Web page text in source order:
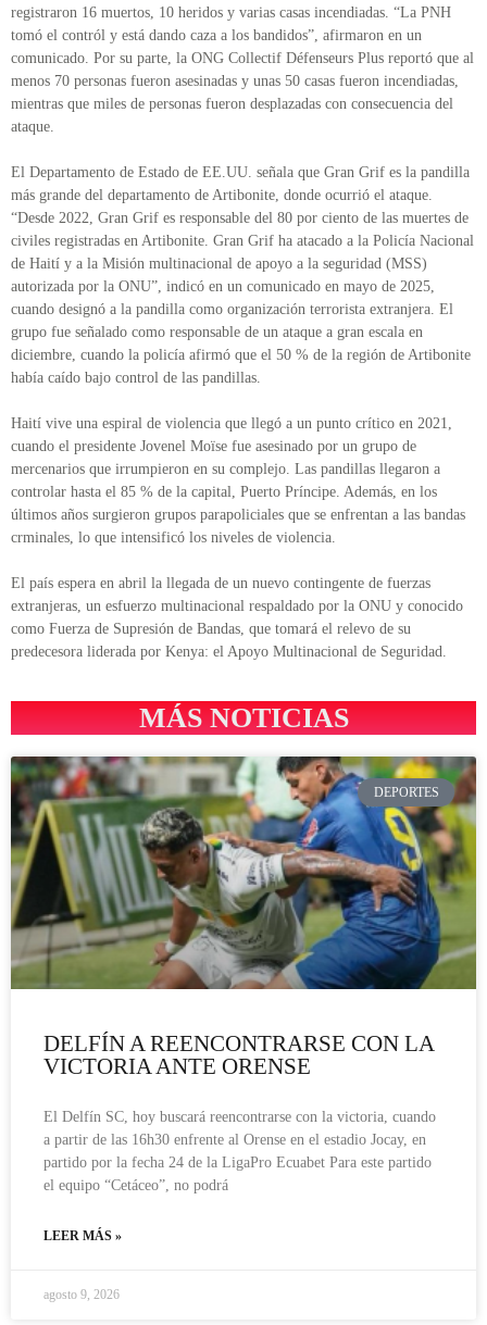
registraron 16 muertos, 10 heridos y varias casas incendiadas. “La PNH
tomó el contról y está dando caza a los bandidos”, afirmaron en un
comunicado. Por su parte, la ONG Collectif Défenseurs Plus reportó que al
menos 70 personas fueron asesinadas y unas 50 casas fueron incendiadas,
mientras que miles de personas fueron desplazadas con consecuencia del
ataque.
El Departamento de Estado de EE.UU. señala que Gran Grif es la pandilla
más grande del departamento de Artibonite, donde ocurrió el ataque.
“Desde 2022, Gran Grif es responsable del 80 por ciento de las muertes de
civiles registradas en Artibonite. Gran Grif ha atacado a la Policía Nacional
de Haití y a la Misión multinacional de apoyo a la seguridad (MSS)
autorizada por la ONU”, indicó en un comunicado en mayo de 2025,
cuando designó a la pandilla como organización terrorista extranjera. El
grupo fue señalado como responsable de un ataque a gran escala en
diciembre, cuando la policía afirmó que el 50 % de la región de Artibonite
había caído bajo control de las pandillas.
Haití vive una espiral de violencia que llegó a un punto crítico en 2021,
cuando el presidente Jovenel Moïse fue asesinado por un grupo de
mercenarios que irrumpieron en su complejo. Las pandillas llegaron a
controlar hasta el 85 % de la capital, Puerto Príncipe. Además, en los
últimos años surgieron grupos parapoliciales que se enfrentan a las bandas
crminales, lo que intensificó los niveles de violencia.
El país espera en abril la llegada de un nuevo contingente de fuerzas
extranjeras, un esfuerzo multinacional respaldado por la ONU y conocido
como Fuerza de Supresión de Bandas, que tomará el relevo de su
predecesora liderada por Kenya: el Apoyo Multinacional de Seguridad.
MÁS NOTICIAS
DEPORTES
DELFÍN A REENCONTRARSE CON LA
VICTORIA ANTE ORENSE
El Delfín SC, hoy buscará reencontrarse con la victoria, cuando
a partir de las 16h30 enfrente al Orense en el estadio Jocay, en
partido por la fecha 24 de la LigaPro Ecuabet Para este partido
el equipo “Cetáceo”, no podrá
LEER MÁS »
agosto 9, 2026